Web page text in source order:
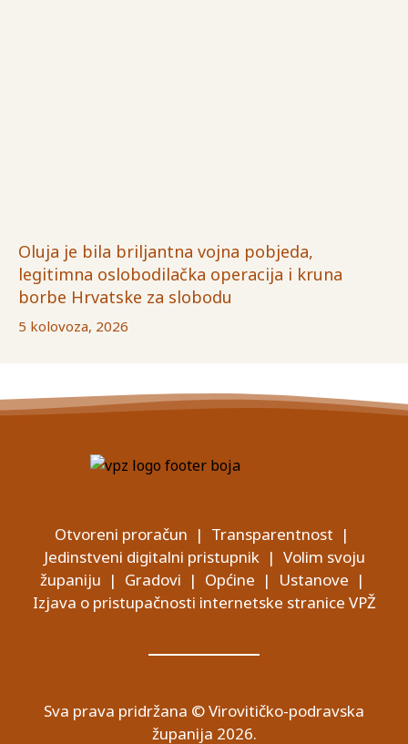
Oluja je bila briljantna vojna pobjeda,
legitimna oslobodilačka operacija i kruna
borbe Hrvatske za slobodu
5 kolovoza, 2026
Otvoreni proračun | Transparentnost |
Jedinstveni digitalni pristupnik| Volim svoju
županiju | Gradovi | Općine | Ustanove |
Izjava o pristupačnosti internetske stranice VPŽ
Sva prava pridržana © Virovitičko-podravska
županija 2026.